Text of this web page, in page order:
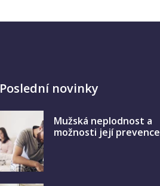
Poslední novinky
Mužská neplodnost a
možnosti její prevence